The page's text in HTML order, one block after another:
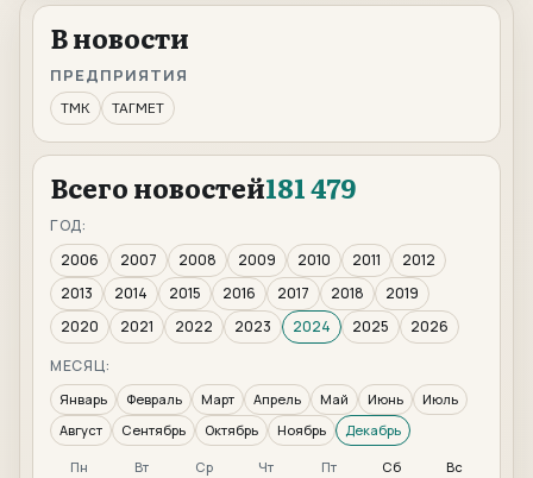
В новости
ПРЕДПРИЯТИЯ
ТМК ТАГМЕТ
Всего новостей181 479
ГОД:
2006
2007 2008 2009 2010 2011
2012
2013
2014 2015 2016 2017 2018
2019
2020
2021 2022 2023 2024 2025
2026
МЕСЯЦ:
Январь Февраль Март Апрель Май Июнь
Июль
Август
Сентябрь Октябрь Ноябрь Декабрь
Пн Вт Ср Чт Пт Сб Вс